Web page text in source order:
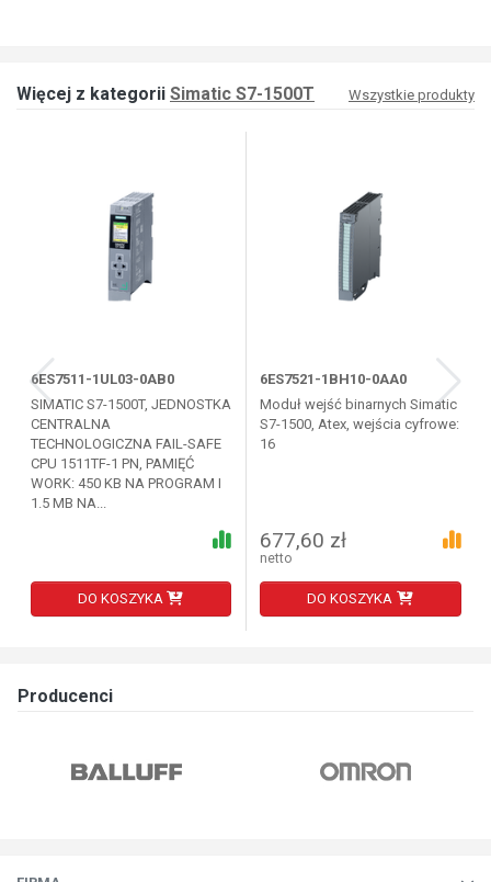
Więcej z kategorii Simatic S7-1500T Wszystkie produkty
6ES7511-1UL03-0AB0
SIMATIC S7-1500T, JEDNOSTKA
CENTRALNA
TECHNOLOGICZNA FAIL-SAFE
CPU 1511TF-1 PN, PAMIĘĆ
WORK: 450 KB NA PROGRAM I
1.5 MB NA...
DO KOSZYKA
6ES7521-1BH10-0AA0
Moduł wejść binarnych Simatic
S7-1500, Atex, wejścia cyfrowe:
16
677,60 zł
netto
DO KOSZYKA
Producenci